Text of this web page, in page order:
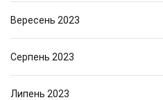
Вересень 2023
Серпень 2023
Липень 2023